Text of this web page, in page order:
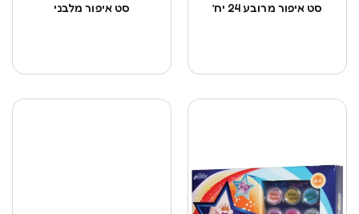
סט איפור מלבני סט איפור מרובע 24 יח’